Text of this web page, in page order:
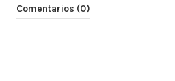
Comentarios (0)